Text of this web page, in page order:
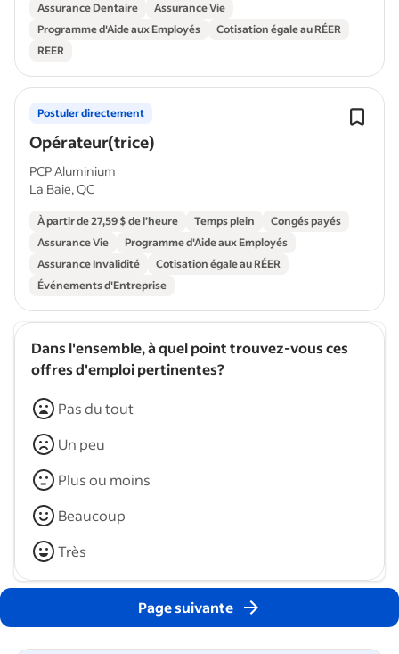
Assurance Dentaire
Assurance Vie
Programme d'Aide aux Employés
Cotisation égale au RÉER
REER
Opérateur(trice)
Postuler directement
PCP Aluminium
La Baie, QC
À partir de 27,59 $ de l’heure Temps plein
Congés payés
Assurance Vie
Programme d'Aide aux Employés
Assurance Invalidité
Cotisation égale au RÉER
Événements d'Entreprise
Dans l'ensemble, à quel point trouvez-vous ces
offres d'emploi pertinentes?
Pas du tout
Un peu
Plus ou moins
Beaucoup
Très
Page suivante